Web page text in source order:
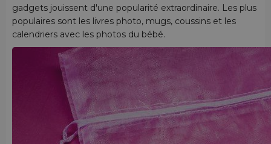
gadgets jouissent d'une popularité extraordinaire. Les plus
populaires sont les livres photo, mugs, coussins et les
calendriers avec les photos du bébé.